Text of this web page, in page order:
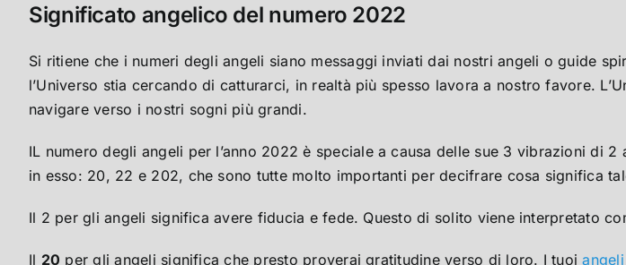
Significato angelico del numero 2022
Si ritiene che i numeri degli angeli siano messaggi inviati dai nostri angeli o guide
l’Universo stia cercando di catturarci, in realtà più spesso lavora a nostro favore.
navigare verso i nostri sogni più grandi.
IL numero degli angeli per l’anno 2022 è speciale a causa delle sue 3 vibrazioni di
in esso: 20, 22 e 202, che sono tutte molto importanti per decifrare cosa significa
Il 2 per gli angeli significa avere fiducia e fede. Questo di solito viene interpretato
Il 20 per gli angeli significa che presto proverai gratitudine verso di loro. I tuoiangeli